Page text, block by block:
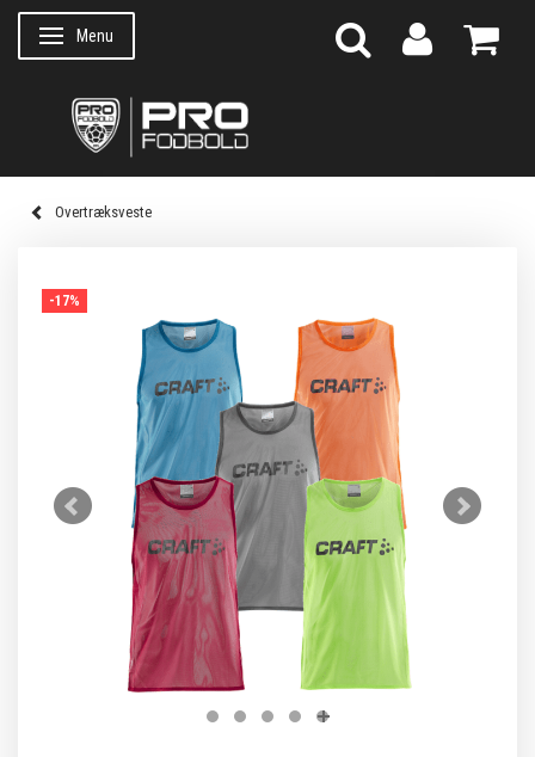
Skifte navigation
Menu
Overtræksveste
-17%